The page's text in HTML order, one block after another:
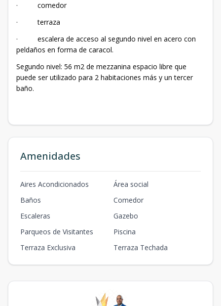
· comedor
· terraza
· escalera de acceso al segundo nivel en acero con
peldaños en forma de caracol.
Segundo nivel: 56 m2 de mezzanina espacio libre que
puede ser utilizado para 2 habitaciones más y un tercer
baño.
Amenidades
Aires Acondicionados
Área social
Baños
Comedor
Escaleras
Gazebo
Parqueos de Visitantes
Piscina
Terraza Exclusiva
Terraza Techada